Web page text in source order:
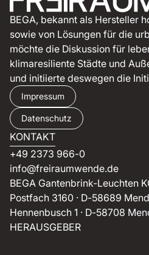
BEGA, bekannt als Hersteller
sowie von Lösungen für die
möchte die Diskussion für
klimaresiliente Städte und
und initiierte deswegen die
Impressum
Datenschutz
KONTAKT
+49 2373 966-0
info@freiraumwende.de
BEGA Gantenbrink-Leuchten
Postfach 3160 · D-58689
Hennenbusch 1 · D-58708
HERAUSGEBER